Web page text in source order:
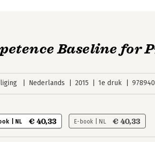
Baseline for
Nederlands 2015 1e druk
| NL € 40,33 E-book | NL € 40,33